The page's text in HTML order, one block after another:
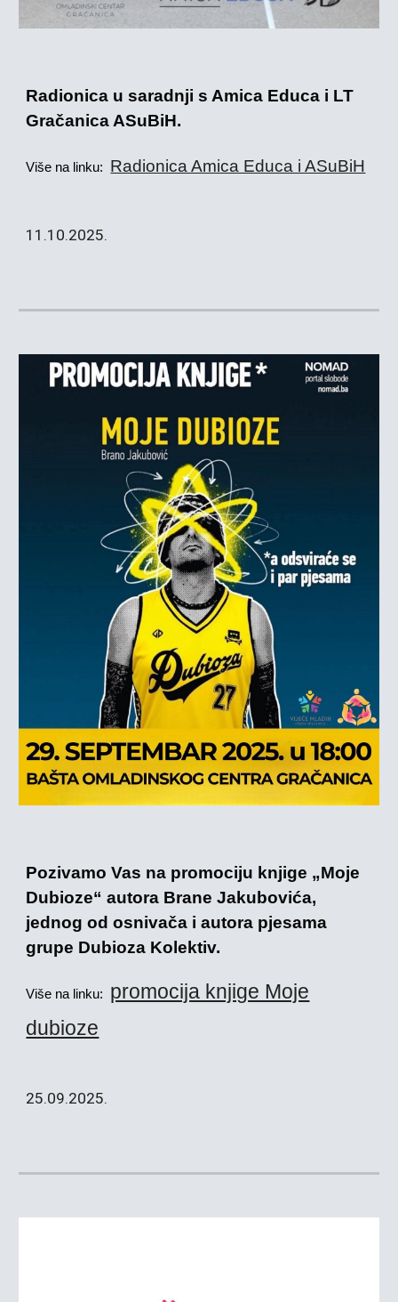
Radionica u saradnji s Amica Educa i LT
Gračanica ASuBiH.
Više na linku: Radionica Amica Educa i ASuBiH
11 .10.2025.
Pozivamo Vas na promociju knjige „Moje
Dubioze“ autora Brane Jakubovića,
jednog od osnivača i autora pjesama
grupe Dubioza Kolektiv.
Više na linku:
promocija knjige Moje
dubioze
25.09.2025.